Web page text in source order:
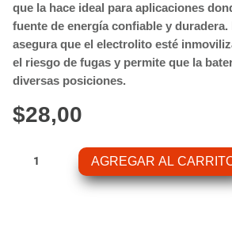
que la hace ideal para aplicaciones
fuente de energía confiable y
asegura que el electrolito esté
el riesgo de fugas y permite que la
diversas posiciones.
$28,00
12V/8AH
AGREGAR AL